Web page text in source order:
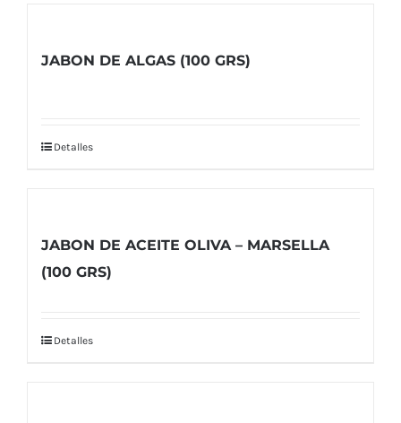
JABON DE ALGAS (100 GRS)
Detalles
JABON DE ACEITE OLIVA – MARSELLA
(100 GRS)
Detalles